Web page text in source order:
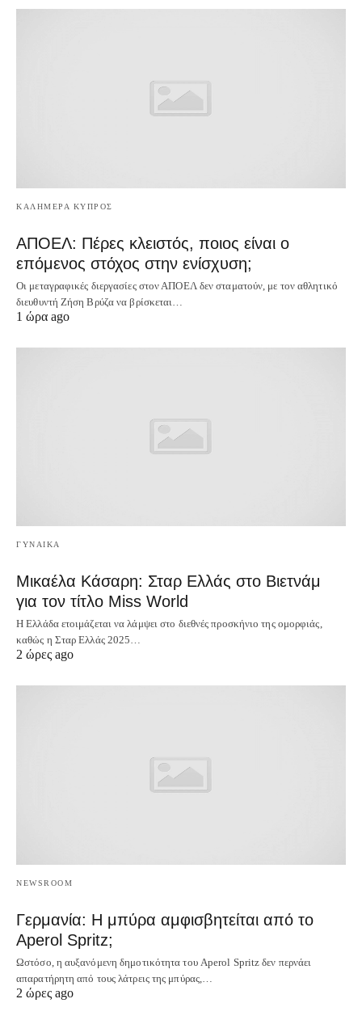
ΚΑΛΗΜΕΡΑ ΚΥΠΡΟΣ
ΑΠΟΕΛ: Πέρες κλειστός, ποιος είναι ο
επόμενος στόχος στην ενίσχυση;
Οι μεταγραφικές διεργασίες στον ΑΠΟΕΛ δεν σταματούν, με τον αθλητικό
διευθυντή Ζήση Βρύζα να βρίσκεται…
1 ώρα ago
ΓΥΝΑΙΚΑ
Μικαέλα Κάσαρη: Σταρ Ελλάς στο Βιετνάμ
για τον τίτλο Miss World
Η Ελλάδα ετοιμάζεται να λάμψει στο διεθνές προσκήνιο της ομορφιάς,
καθώς η Σταρ Ελλάς 2025…
2 ώρες ago
NEWSROOM
Γερμανία: Η μπύρα αμφισβητείται από το
Aperol Spritz;
Ωστόσο, η αυξανόμενη δημοτικότητα του Aperol Spritz δεν περνάει
απαρατήρητη από τους λάτρεις της μπύρας,…
2 ώρες ago